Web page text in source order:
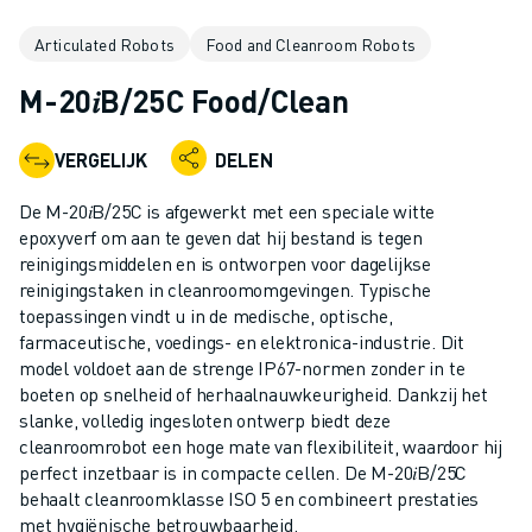
COLLABORATIEVE ROBOTS
ROBOT CONTROLLERS
ROBOT ACCESSOIRES
ROBOT SOFTWARE
SIMULATIE SOFTWARE
ROBOTS VOOR HET ONDERWIJS
ROBOT AUTOMATISERING
BOOGLAS ROBOTS
ARTICULATED ROBOTS
ARC MATE SERIE
M-900 SERIE
DELTA ROBOTS
FOOD & CLEANROOM ROBOTS
VERFSPUIT ROBOTS
PALLETISEER ROBOTS
Articulated Robots Food and Cleanroom Robots
M-20𝑖B/25C Food/Clean
VERGELIJK DELEN
De M-20𝑖B/25C is afgewerkt met een speciale witte
epoxyverf om aan te geven dat hij bestand is tegen
reinigingsmiddelen en is ontworpen voor dagelijkse
reinigingstaken in cleanroomomgevingen. Typische
toepassingen vindt u in de medische, optische,
farmaceutische, voedings- en elektronica-industrie. Dit
model voldoet aan de strenge IP67-normen zonder in te
boeten op snelheid of herhaalnauwkeurigheid. Dankzij het
slanke, volledig ingesloten ontwerp biedt deze
cleanroomrobot een hoge mate van flexibiliteit, waardoor hij
perfect inzetbaar is in compacte cellen. De M-20𝑖B/25C
behaalt cleanroomklasse ISO 5 en combineert prestaties
met hygiënische betrouwbaarheid.